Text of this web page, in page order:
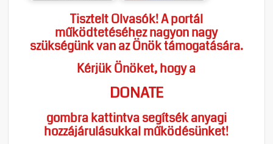
Tisztelt Olvasók! A portál
működtetéséhez nagyon nagy
szükségünk van az Önök támogatására.
Kérjük Önöket, hogy a
DONATE
gombra kattintva segítsék anyagi
hozzájárulásukkal működésünket!